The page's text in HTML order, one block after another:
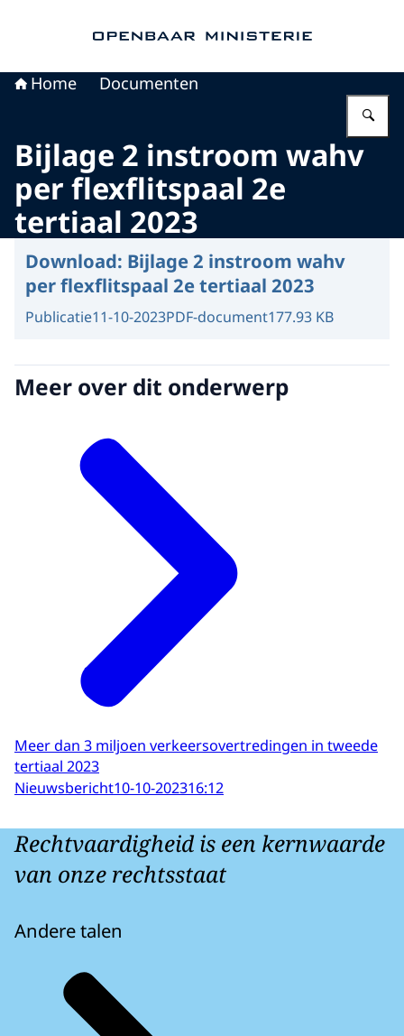
Home Documenten
Bijlage 2 instroom wahv
per flexflitspaal 2e
tertiaal 2023
Download: Bijlage 2 instroom wahv
per flexflitspaal 2e tertiaal 2023
Publicatie11-10-2023PDF-document177.93 KB
Meer over dit onderwerp
Meer dan 3 miljoen verkeersovertredingen in tweede
tertiaal 2023
Nieuwsbericht10-10-202316:12
Rechtvaardigheid is een kernwaarde
van onze rechtsstaat
Andere talen